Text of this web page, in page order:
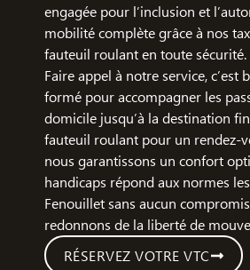
engagée pour l’inclusion et
mobilité complète grâce à nos
fauteuil roulant en toute sécurité.
Faire appel à notre service, c’est
formé pour accompagner les
domicile jusqu’à la destination
fauteuil roulant pour un rendez-
nous garantissons un confort
handicaps répond aux normes
Fenouillet sans aucun
redonnons de la liberté de
RÉSERVEZ VOTRE VTC